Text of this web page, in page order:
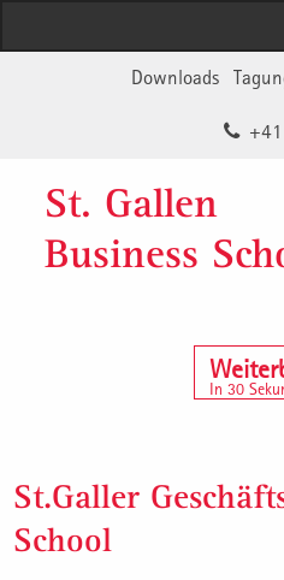
Downloads
St. Gallen
Business
In 30
St.Galler
School